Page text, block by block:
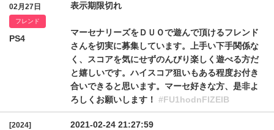
02月27日
フレンド
PS4
表示期限切れ
マーセナリーズをＤＵＯで遊んで頂けるフレンド
さんを切実に募集しています。上手い下手関係な
く、スコアを気にせずのんびり楽しく遊べる方だ
と嬉しいです。ハイスコア狙いもある程度お付き
合いできると思います。マーセ好きな方、是非よ
ろしくお願いします！ #FU1hodnFIZElB
[2024]
2021-02-24 21:27:59